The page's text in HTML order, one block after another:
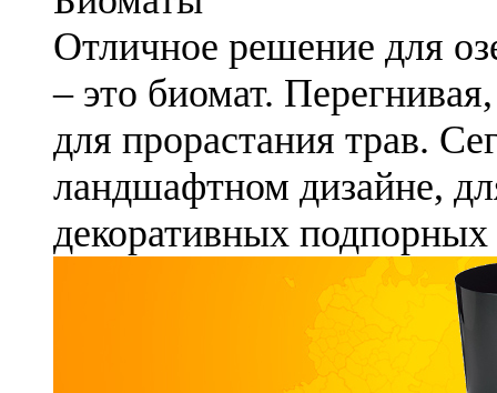
Отличное решение для
– это биомат.
для прорастания трав.
ландшафтном дизайне,
декоративных подпорных